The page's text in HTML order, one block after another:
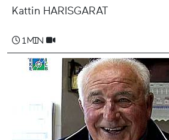
Kattin HARISGARAT
1 min